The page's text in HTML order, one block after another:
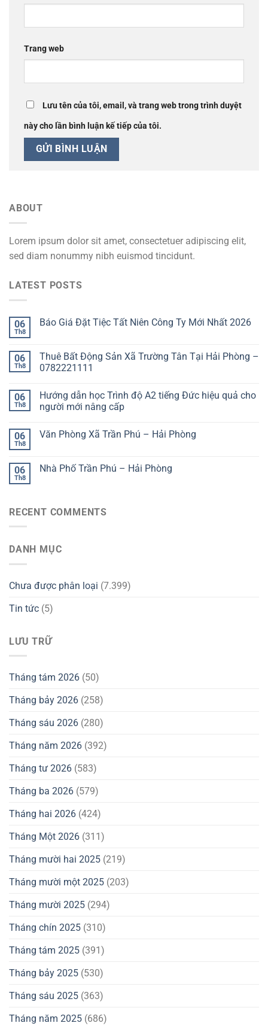
Trang web
Lưu tên của tôi, email, và trang web trong trình duyệt
này cho lần bình luận kế tiếp của tôi.
ABOUT
Lorem ipsum dolor sit amet, consectetuer adipiscing elit,
sed diam nonummy nibh euismod tincidunt.
LATEST POSTS
06
Th8
Báo Giá Đặt Tiệc Tất Niên Công Ty Mới Nhất 2026
06
Th8
Thuê Bất Động Sản Xã Trường Tân Tại Hải Phòng –
0782221111
06
Th8
Hướng dẫn học Trình độ A2 tiếng Đức hiệu quả cho
người mới nâng cấp
06
Th8
Văn Phòng Xã Trần Phú – Hải Phòng
06
Th8
Nhà Phố Trần Phú – Hải Phòng
RECENT COMMENTS
DANH MỤC
Chưa được phân loại (7.399)
Tin tức (5)
LƯU TRỮ
Tháng tám 2026 (50)
Tháng bảy 2026 (258)
Tháng sáu 2026 (280)
Tháng năm 2026 (392)
Tháng tư 2026 (583)
Tháng ba 2026 (579)
Tháng hai 2026 (424)
Tháng Một 2026 (311)
Tháng mười hai 2025 (219)
Tháng mười một 2025 (203)
Tháng mười 2025 (294)
Tháng chín 2025 (310)
Tháng tám 2025 (391)
Tháng bảy 2025 (530)
Tháng sáu 2025 (363)
Tháng năm 2025 (686)